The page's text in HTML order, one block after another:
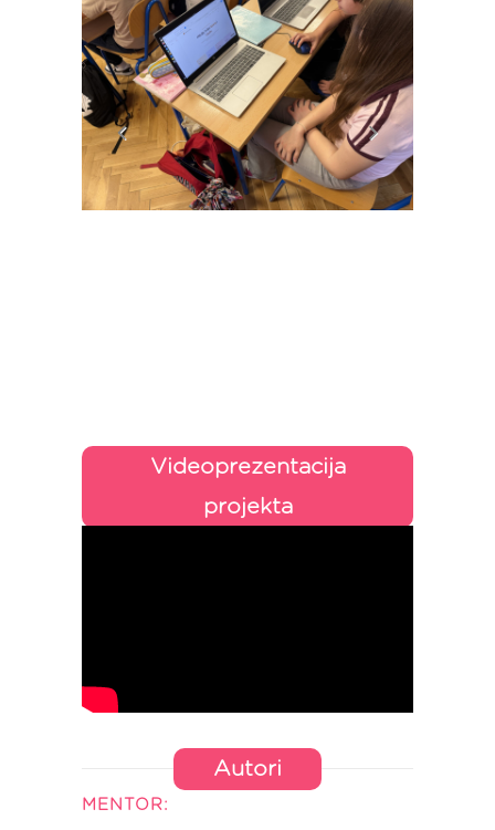
Videoprezentacija
projekta
Autori
MENTOR: